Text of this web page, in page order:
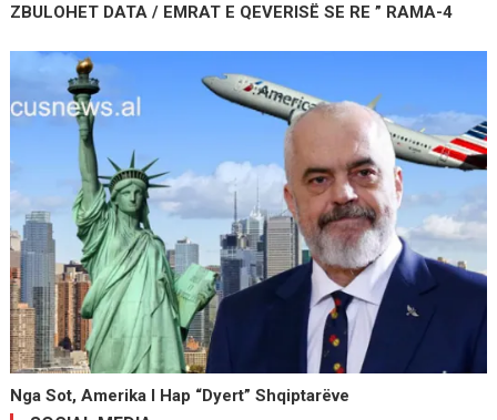
ZBULOHET DATA / EMRAT E QEVERISË SE RE ” RAMA-4
Nga Sot, Amerika I Hap “dyert” Shqiptarëve